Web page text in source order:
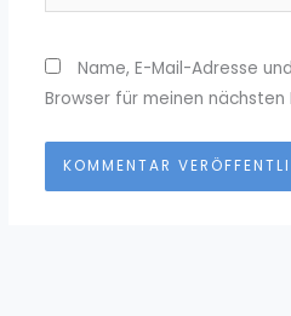
Name, E-Mail-Adresse
Browser für meinen